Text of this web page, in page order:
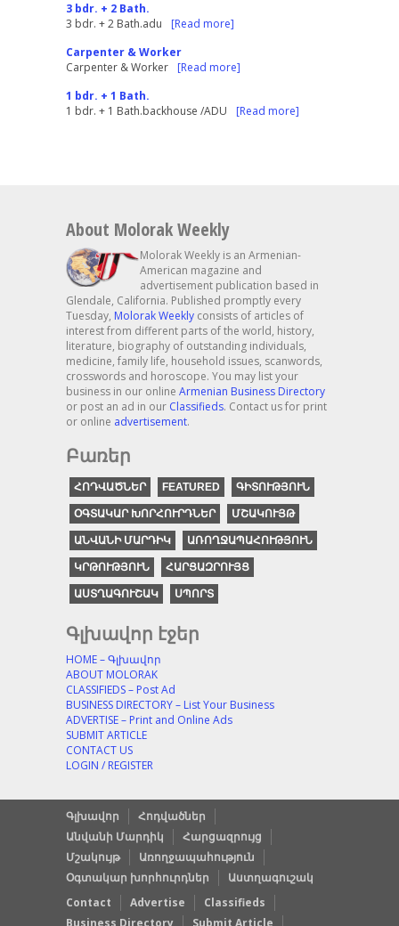
3 bdr. + 2 Bath.
3 bdr. + 2 Bath.adu
[Read more]
Carpenter & Worker
Carpenter & Worker
[Read more]
1 bdr. + 1 Bath.
1 bdr. + 1 Bath.backhouse /ADU
[Read more]
About Molorak Weekly
Molorak Weekly is an Armenian-
American magazine and
advertisement publication based in
Glendale, California. Published promptly every
Tuesday, Molorak Weekly consists of articles of
interest from different parts of the world, history,
literature, biography of outstanding individuals,
medicine, family life, household issues, scanwords,
crosswords and horoscope. You may list your
business in our online Armenian Business Directory
or post an ad in our Classifieds. Contact us for print
or online advertisement.
Բառեր
ՀՈԴՎԱԾՆԵՐ FEATURED ԳԻՏՈՒԹՅՈՒՆ
ՕԳՏԱԿԱՐ ԽՈՐՀՈՒՐԴՆԵՐ ՄՇԱԿՈՒՅԹ
ԱՆՎԱՆԻ ՄԱՐԴԻԿ ԱՌՈՂՋԱՊԱՀՈՒԹՅՈՒՆ
ԿՐԹՈՒԹՅՈՒՆ ՀԱՐՑԱԶՐՈՒՅՑ
ԱՍՏՂԱԳՈՒՇԱԿ ՍՊՈՐՏ
Գլխավոր էջեր
HOME – Գլխավոր
ABOUT MOLORAK
CLASSIFIEDS – Post Ad
BUSINESS DIRECTORY – List Your Business
ADVERTISE – Print and Online Ads
SUBMIT ARTICLE
CONTACT US
LOGIN / REGISTER
Գլխավոր
Հոդվածներ
Անվանի Մարդիկ
Հարցազրույց
Մշակույթ
Առողջապահություն
Օգտակար խորհուրդներ
Աստղագուշակ
Contact
Advertise
Classifieds
Business Directory
Submit Article